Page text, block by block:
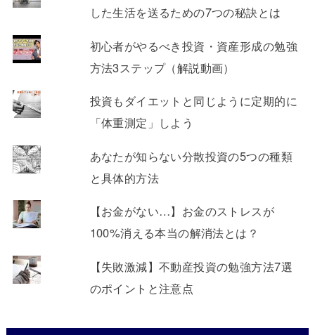
した生活を送るための7つの秘訣とは
初心者がやるべき投資・資産形成の勉強
方法3ステップ（解説動画）
投資もダイエットと同じように定期的に
「体重測定」しよう
あなたが知らない分散投資の5つの種類
と具体的方法
【お金がない…】お金のストレスが
100%消える本当の解消法とは？
【失敗激減】不動産投資の勉強方法7選
のポイントと注意点